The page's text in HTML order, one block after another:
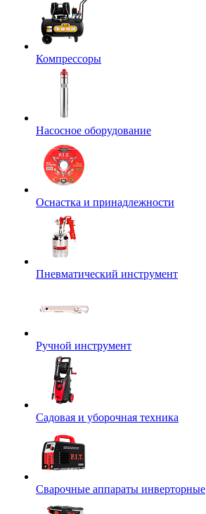
Компрессоры
Насосное оборудование
Оснастка и принадлежности
Пневматический инструмент
Ручной инструмент
Садовая и уборочная техника
Сварочные аппараты инверторные